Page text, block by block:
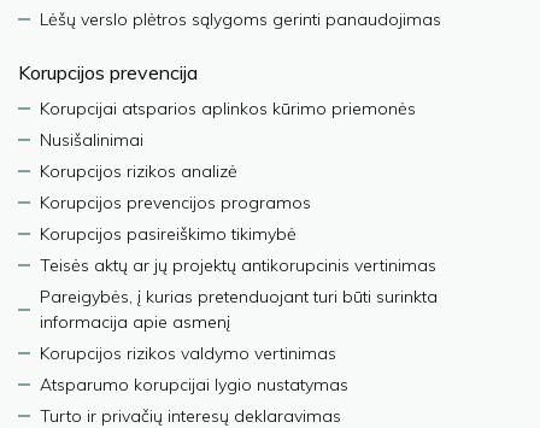
Lėšų verslo plėtros sąlygoms gerinti panaudojimas
Korupcijos prevencija
Korupcijai atsparios aplinkos kūrimo priemonės
Nusišalinimai
Korupcijos rizikos analizė
Korupcijos prevencijos programos
Korupcijos pasireiškimo tikimybė
Teisės aktų ar jų projektų antikorupcinis vertinimas
Pareigybės, į kurias pretenduojant turi būti surinkta
informacija apie asmenį
Korupcijos rizikos valdymo vertinimas
Atsparumo korupcijai lygio nustatymas
Turto ir privačių interesų deklaravimas